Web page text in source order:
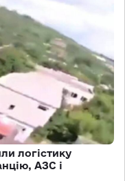
логістику
АЗС і